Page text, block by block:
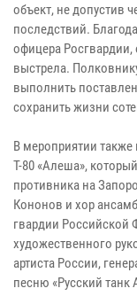
объект, не допустив
последствий.
офицера Росгвардии,
выстрела.
выполнить
сохранить жизни
В мероприятии также
Т-80 «Алеша»,
противника на
Кононов и хор
гвардии Российской
художественного
артиста России,
песню «Русский танк